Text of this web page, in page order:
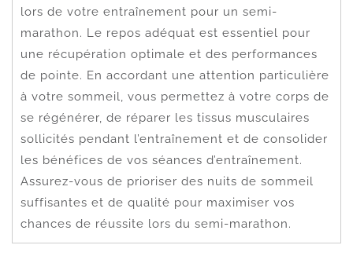
lors de votre entraînement pour un semi-
marathon. Le repos adéquat est essentiel pour
une récupération optimale et des performances
de pointe. En accordant une attention particulière
à votre sommeil, vous permettez à votre corps de
se régénérer, de réparer les tissus musculaires
sollicités pendant l’entraînement et de consolider
les bénéfices de vos séances d’entraînement.
Assurez-vous de prioriser des nuits de sommeil
suffisantes et de qualité pour maximiser vos
chances de réussite lors du semi-marathon.